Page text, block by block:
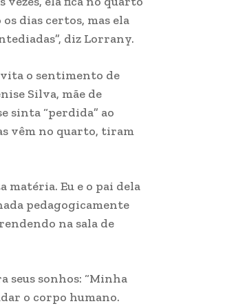
dias certos, mas ela
diz Lorrany.
o sentimento de
Silva, mãe de
sinta “perdida” ao
vêm no quarto, tiram
matéria. Eu e o pai dela
pedagogicamente
na sala de
seus sonhos: “Minha
o corpo humano.